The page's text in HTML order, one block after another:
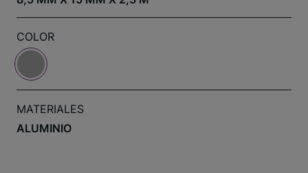
COLOR
MATERIALES
ALUMINIO